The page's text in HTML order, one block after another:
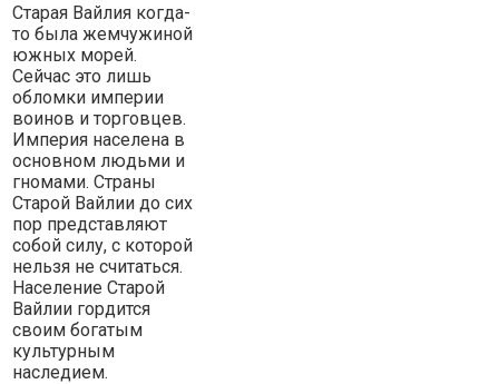
Старая Вайлия когда-
то была жемчужиной
южных морей.
Сейчас это лишь
обломки империи
воинов и торговцев.
Империя населена в
основном людьми и
гномами. Страны
Старой Вайлии до сих
пор представляют
собой силу, с которой
нельзя не считаться.
Население Старой
Вайлии гордится
своим богатым
культурным
наследием.